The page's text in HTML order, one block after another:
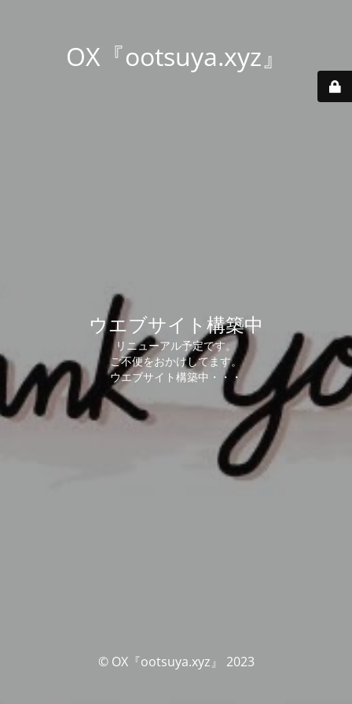
OX『ootsuya.xyz』
ウエブサイト構築中
リニューアル予定です。
ご不便をおかけしてます。
ウエブサイト構築中・・・
© OX『ootsuya.xyz』 2023